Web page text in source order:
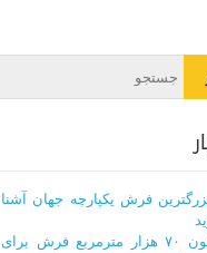
فرش یکپارچه جهان آشنا
تاکنون ۷۰ هزار مترمربع فرش برای